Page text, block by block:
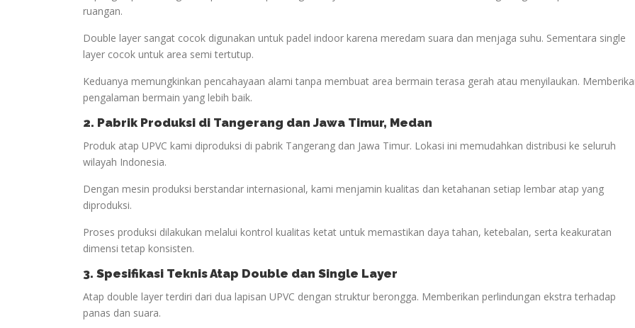
ruangan.
Double layer sangat cocok digunakan untuk padel indoor karena meredam suara dan menjaga suhu. Sementara single
layer cocok untuk area semi tertutup.
Keduanya memungkinkan pencahayaan alami tanpa membuat area bermain terasa gerah atau menyilaukan.
pengalaman bermain yang lebih baik.
2. Pabrik Produksi di Tangerang dan Jawa Timur, Medan
Produk atap UPVC kami diproduksi di pabrik Tangerang dan Jawa Timur. Lokasi ini memudahkan distribusi ke seluruh
wilayah Indonesia.
Dengan mesin produksi berstandar internasional, kami menjamin kualitas dan ketahanan setiap lembar atap yang
diproduksi.
Proses produksi dilakukan melalui kontrol kualitas ketat untuk memastikan daya tahan, ketebalan, serta keakuratan
dimensi tetap konsisten.
3. Spesifikasi Teknis Atap Double dan Single Layer
Atap double layer terdiri dari dua lapisan UPVC dengan struktur berongga. Memberikan perlindungan ekstra terhadap
panas dan suara.